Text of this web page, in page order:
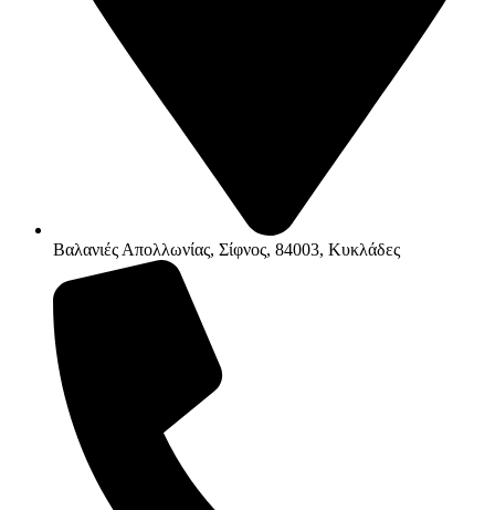
Βαλανιές Απολλωνίας, Σίφνος, 84003, Κυκλάδες